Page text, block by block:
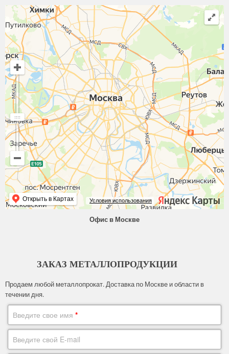
Условия использования
Открыть в Картах
Офис в Москве
ЗАКАЗ МЕТАЛЛОПРОДУКЦИИ
Продаем любой металлопрокат. Доставка по Москве и области в
течении дня.
Введите свое имя *
Введите свой E-mail